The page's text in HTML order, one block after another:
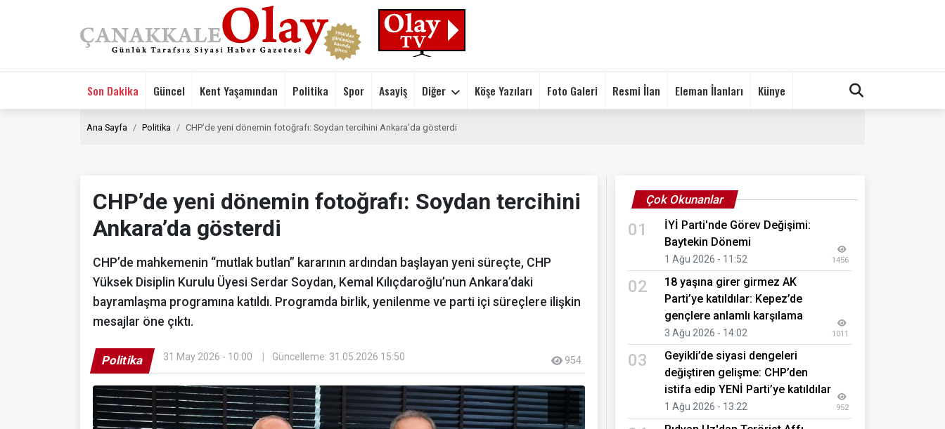
Son Dakika Güncel Kent Yaşamından Politika Spor Asayiş Diğer Köşe Yazıları Foto Galeri Resmi İlan Eleman İlanları Künye
Ana Sayfa Politika CHP’de yeni dönemin fotoğrafı: Soydan tercihini Ankara’da gösterdi
CHP’de yeni dönemin fotoğrafı: Soydan tercihini
Ankara’da gösterdi
CHP’de mahkemenin “mutlak butlan” kararının ardından başlayan yeni süreçte, CHP
Yüksek Disiplin Kurulu Üyesi Serdar Soydan, Kemal Kılıçdaroğlu’nun Ankara’daki
bayramlaşma programına katıldı. Programda birlik, yenilenme ve parti içi süreçlere ilişkin
mesajlar öne çıktı.
Politika 31 May 2026 - 10:00 Güncelleme: 31.05.2026 15:50 954
Çok Okunanlar
01
İYİ Parti'nde Görev Değişimi:
Baytekin Dönemi
1 Ağu 2026 - 11:52 1456
02
18 yaşına girer girmez AK
Parti’ye katıldılar: Kepez’de
gençlere anlamlı karşılama
3 Ağu 2026 - 14:02 1011
03
Geyikli’de siyasi dengeleri
değiştiren gelişme: CHP’den
istifa edip YENİ Parti’ye katıldılar
1 Ağu 2026 - 13:22 952